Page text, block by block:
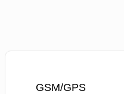
GSM/GPS